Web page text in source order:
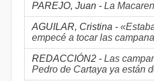
PAREJO, Juan - La
AGUILAR, Cristina -
empecé a tocar las
REDACCIÓN2 - Las
Pedro de Cartaya ya están